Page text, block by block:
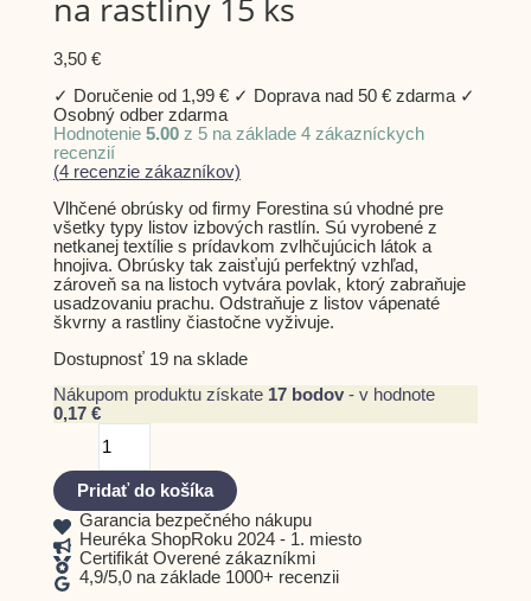
na rastliny 15 ks
3,50€
✓ Doručenie od 1,99 € ✓ Doprava nad 50 € zdarma ✓
Osobný odber zdarma
Hodnotenie5.00 z 5 na základe4 zákazníckych
recenzií
(4 recenzie zákazníkov)
Vlhčené obrúsky od firmy Forestina sú vhodné pre
všetky typy listov izbových rastlín. Sú vyrobené z
netkanej textílie s prídavkom zvlhčujúcich látok a
hnojiva. Obrúsky tak zaisťujú perfektný vzhľad,
zároveň sa na listoch vytvára povlak, ktorý zabraňuje
usadzovaniu prachu. Odstraňuje z listov vápenaté
škvrny a rastliny čiastočne vyživuje.
Dostupnosť 19 na sklade
Nákupom produktu získate 17 bodov - v hodnote
0,17€
ks
Pridať do košíka
Garancia bezpečného nákupu
Heuréka ShopRoku 2024 - 1. miesto
Certifikát Overené zákazníkmi
4,9/5,0 na základe 1000+ recenzii